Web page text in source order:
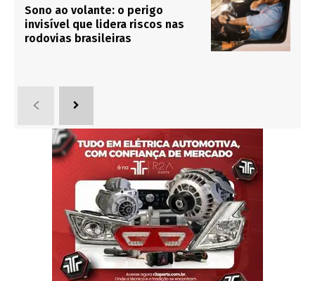
Sono ao volante: o perigo
invisível que lidera riscos nas
rodovias brasileiras